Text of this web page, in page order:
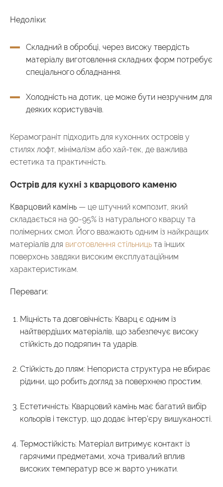
Недоліки:
Складний в обробці, через високу твердість
матеріалу виготовлення складних форм потребує
спеціального обладнання.
Холодність на дотик, це може бути незручним для
деяких користувачів.
Керамограніт підходить для кухонних островів у
стилях лофт, мінімалізм або хай-тек, де важлива
естетика та практичність.
Острів для кухні з кварцового каменю
Кварцовий камінь — це штучний композит, який
складається на 90-95% із натурального кварцу та
полімерних смол. Його вважають одним із найкращих
матеріалів для виготовлення стільниць та інших
поверхонь завдяки високим експлуатаційним
характеристикам.
Переваги:
Міцність та довговічність: Кварц є одним із
найтвердіших матеріалів, що забезпечує високу
стійкість до подряпин та ударів.
Стійкість до плям: Непориста структура не вбирає
рідини, що робить догляд за поверхнею простим.
Естетичність: Кварцовий камінь має багатий вибір
кольорів і текстур, що додає інтер’єру вишуканості.
Термостійкість: Матеріал витримує контакт із
гарячими предметами, хоча тривалий вплив
високих температур все ж варто уникати.